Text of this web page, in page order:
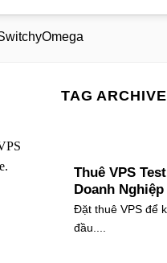
TAG
Thuê VPS
Doanh Nghiệp
Đặt thuê VPS để
đầu....